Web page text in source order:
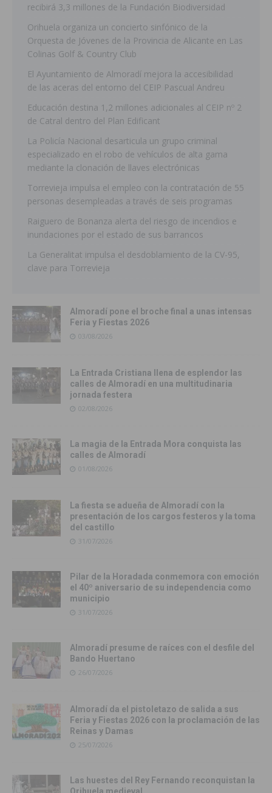
recibirá 3,3 millones de la Fundación Biodiversidad
Orihuela organiza un concierto sinfónico de la
Orquesta de Jóvenes de la Provincia de Alicante en Las
Colinas Golf & Country Club
El Ayuntamiento de Almoradí mejora la accesibilidad
de las aceras del entorno del CEIP Pascual Andreu
Educación destina 1,2 millones adicionales al CEIP nº 2
de Catral dentro del Plan Edificant
La Policía Nacional desarticula un grupo criminal
especializado en el robo de vehículos de alta gama
mediante la clonación de llaves electrónicas
Torrevieja impulsa el empleo con la contratación de 55
personas desempleadas a través de seis programas
Raiguero de Bonanza alerta del riesgo de incendios e
inundaciones por el estado de sus barrancos
La Generalitat impulsa el desdoblamiento de la CV-95,
clave para Torrevieja
Almoradí pone el broche final a unas intensas
Feria y Fiestas 2026
03/08/2026
La Entrada Cristiana llena de esplendor las
calles de Almoradí en una multitudinaria
jornada festera
02/08/2026
La magia de la Entrada Mora conquista las
calles de Almoradí
01/08/2026
La fiesta se adueña de Almoradí con la
presentación de los cargos festeros y la toma
del castillo
31/07/2026
Pilar de la Horadada conmemora con emoción
el 40º aniversario de su independencia como
municipio
31/07/2026
Almoradí presume de raíces con el desfile del
Bando Huertano
26/07/2026
Almoradí da el pistoletazo de salida a sus
Feria y Fiestas 2026 con la proclamación de las
Reinas y Damas
25/07/2026
Las huestes del Rey Fernando reconquistan la
Orihuela medieval